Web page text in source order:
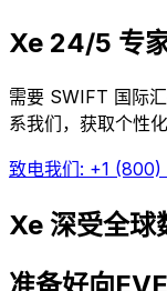
Xe 24/5 专
需要 SWIFT 国际
系我们，获取个性化
致电我们: +1
Xe 深受全球